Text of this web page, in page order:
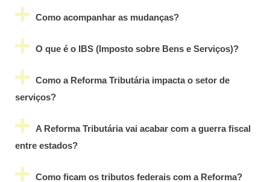
Como acompanhar as mudanças?
O que é o IBS (Imposto sobre Bens e Serviços)?
Como a Reforma Tributária impacta o setor de
serviços?
A Reforma Tributária vai acabar com a guerra fiscal
entre estados?
Como ficam os tributos federais com a Reforma?